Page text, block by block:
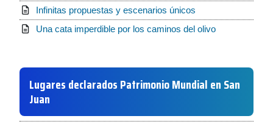
Infinitas propuestas y escenarios únicos
Una cata imperdible por los caminos del olivo
Lugares declarados Patrimonio Mundial en San
Juan